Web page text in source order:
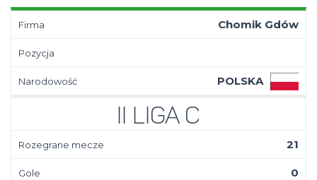
Firma Chomik Gdów
Pozycja
Narodowość POLSKA
II Liga C
Rozegrane mecze 21
Gole 0